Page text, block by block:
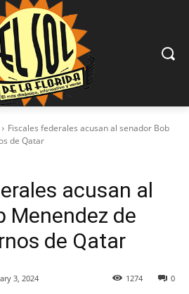
Fiscales federales acusan al senador Bob
de Qatar
acusan al
Menendez de
de Qatar
3, 2024 0
1274